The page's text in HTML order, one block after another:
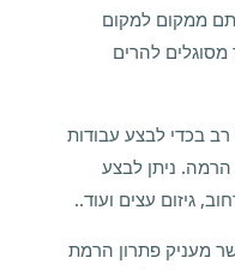
ממקום למקום
להרים
בכדי לבצע עבודות
ניתן לבצע
גיזום עצים ועוד..
מעניק פתרון הרמת